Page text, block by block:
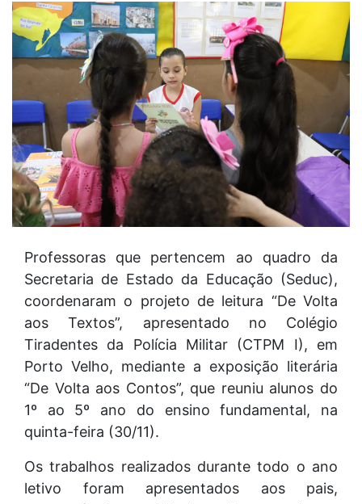
Professoras que pertencem ao quadro da
Secretaria de Estado da Educação (Seduc),
coordenaram o projeto de leitura “De Volta
aos Textos”, apresentado no Colégio
Tiradentes da Polícia Militar (CTPM I), em
Porto Velho, mediante a exposição literária
“De Volta aos Contos”, que reuniu alunos do
1º ao 5º ano do ensino fundamental, na
quinta-feira (30/11).
Os trabalhos realizados durante todo o ano
letivo foram apresentados aos pais,